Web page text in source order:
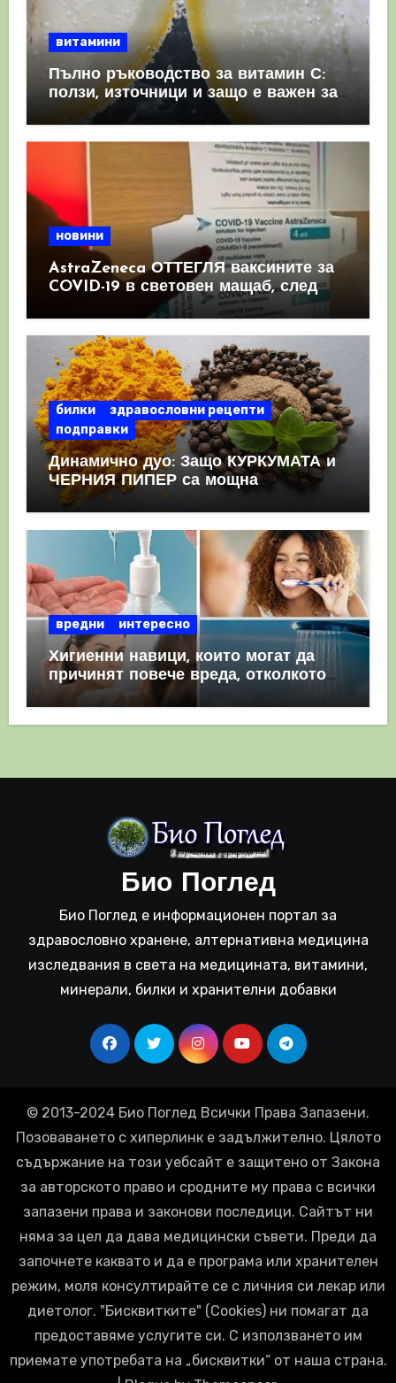
витамини
Пълно ръководство за витамин С:
ползи, източници и защо е важен за
имунната система
новини
AstraZeneca ОТТЕГЛЯ ваксините за
COVID-19 в световен мащаб, след
като призна, че те причиняват
билки
здравословни рецепти
подправки
Динамично дуо: Защо КУРКУМАТА и
ЧЕРНИЯ ПИПЕР са мощна
комбинация
вредни интересно
Хигиенни навици, които могат да
причинят повече вреда, отколкото
полза
Био Поглед
Био Поглед е информационен портал за
здравословно хранене, алтернативна медицина
изследвания в света на медицината, витамини,
минерали, билки и хранителни добавки
© 2013-2024 Био Поглед Всички Права Запазени.
Позоваването с хиперлинк е задължително. Цялото
съдържание на този уебсайт е защитено от Закона
за авторското право и сродните му права с всички
запазени права и законови последици. Сайтът ни
няма за цел да дава медицински съвети. Преди да
започнете каквато и да е програма или хранителен
режим, моля консултирайте се с личния си лекар или
диетолог. "Бисквитките" (Cookies) ни помагат да
предоставяме услугите си. С използването им
приемате употребата на „бисквитки“ от наша страна.